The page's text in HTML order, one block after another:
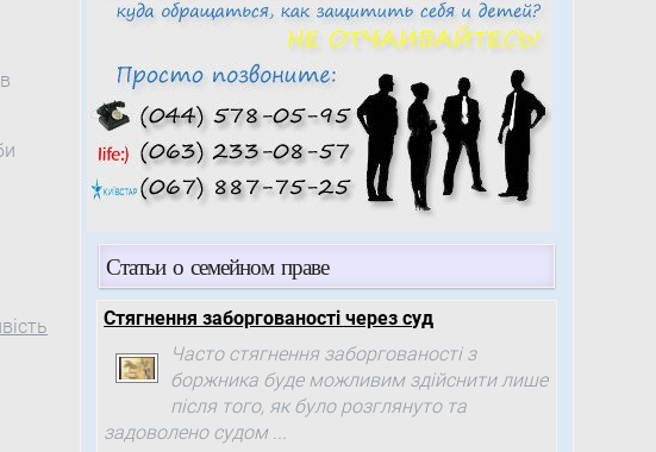
Статьи о семейном праве
Стягнення заборгованості через суд
Часто стягнення заборгованості з
боржника буде можливим здійснити лише
після того, як було розглянуто та
задоволено судом ...